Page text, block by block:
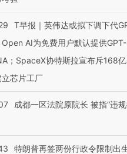
T早报｜英伟达或拟下调下代
Open AI为免费用户默认提供
；SpaceX协特斯拉宣布斥168
芯片工厂
成都一区法院原院长 被指“违
特朗普再签两份行政令限制出